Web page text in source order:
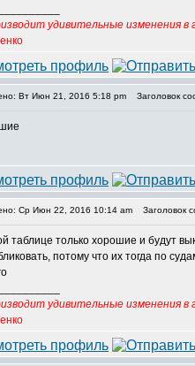
удивительные изменения в
Вт Июн 21, 2016 5:18 pm Заголовок
Ср Июн 22, 2016 10:14 am Заголовок
таблице только хорошие и будут
потому что их тогда по
удивительные изменения в